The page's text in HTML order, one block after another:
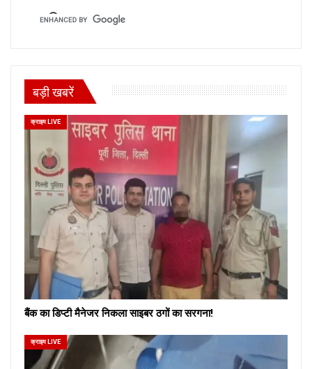
बड़ी खबरें
क्राइम LIVE
बैंक का डिप्टी मैनेजर निकला साइबर ठगों का सरगना!
क्राइम LIVE